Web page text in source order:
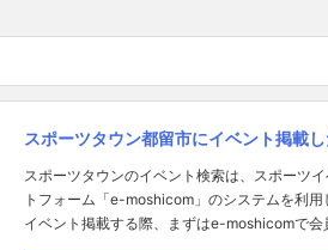
スポーツタウン都留市にイベント掲載し
スポーツタウンのイベント検索は、スポーツ
トフォーム「e-moshicom」のシステムを利用
イベント掲載する際、まずはe-moshicomで会